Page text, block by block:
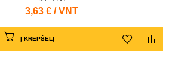
Kaina
3,63 € / VNT
Į KREPŠELĮ